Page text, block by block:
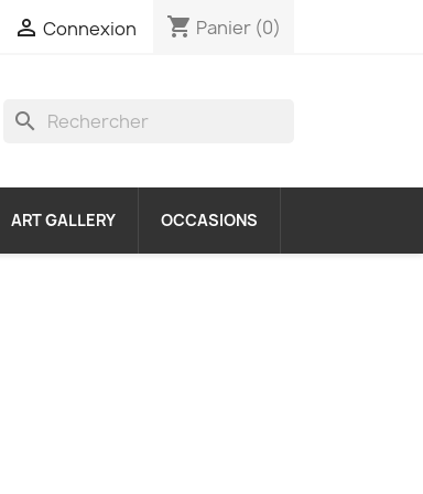
 Connexion shopping_cart Panier (0)
search
ART GALLERY OCCASIONS